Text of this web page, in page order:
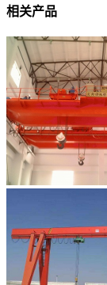
相关产品